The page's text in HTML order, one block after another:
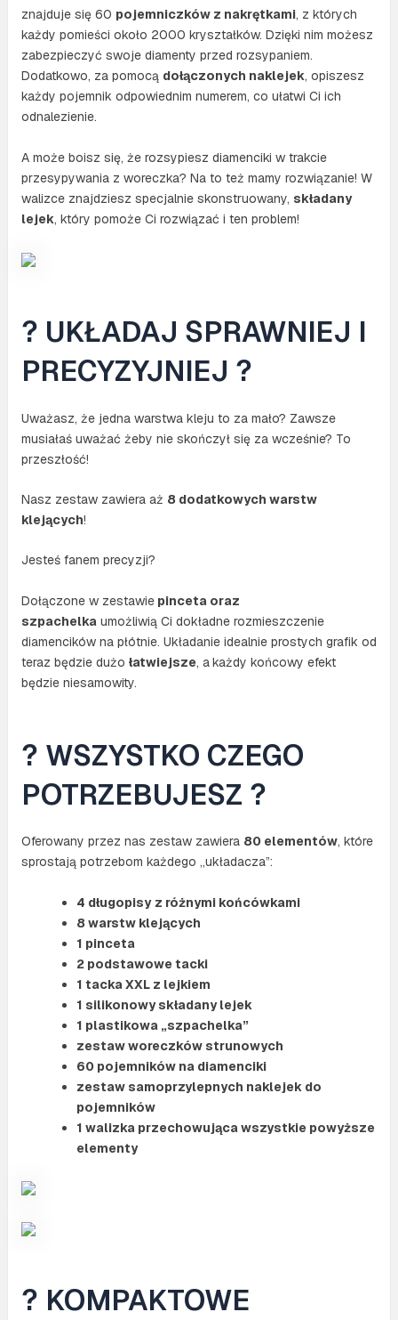
znajduje się 60 pojemniczków z nakrętkami, z których
każdy pomieści około 2000 kryształków. Dzięki nim możesz
zabezpieczyć swoje diamenty przed rozsypaniem.
Dodatkowo, za pomocą dołączonych naklejek, opiszesz
każdy pojemnik odpowiednim numerem, co ułatwi Ci ich
odnalezienie.
A może boisz się, że rozsypiesz diamenciki w trakcie
przesypywania z woreczka? Na to też mamy rozwiązanie! W
walizce znajdziesz specjalnie skonstruowany, składany
lejek, który pomoże Ci rozwiązać i ten problem!
? UKŁADAJ SPRAWNIEJ I
PRECYZYJNIEJ ?
Uważasz, że jedna warstwa kleju to za mało? Zawsze
musiałaś uważać żeby nie skończył się za wcześnie? To
przeszłość!
Nasz zestaw zawiera aż 8 dodatkowych warstw
klejących!
Jesteś fanem precyzji?
Dołączone w zestawiepinceta oraz
szpachelkaumożliwią Ci dokładne rozmieszczenie
diamencików na płótnie. Układanie idealnie prostych grafik od
teraz będzie dużo łatwiejsze, akażdy końcowy efekt
będzie niesamowity.
? WSZYSTKO CZEGO
POTRZEBUJESZ ?
Oferowany przez nas zestaw zawiera 80 elementów, które
sprostają potrzebom każdego „układacza”:
4 długopisy z różnymi końcówkami
8 warstw klejących
1 pinceta
2 podstawowe tacki
1 tacka XXL z lejkiem
1 silikonowy składany lejek
1 plastikowa „szpachelka”
zestaw woreczków strunowych
60 pojemników na diamenciki
zestaw samoprzylepnych naklejek do
pojemników
1 walizka przechowująca wszystkie powyższe
elementy
? KOMPAKTOWE